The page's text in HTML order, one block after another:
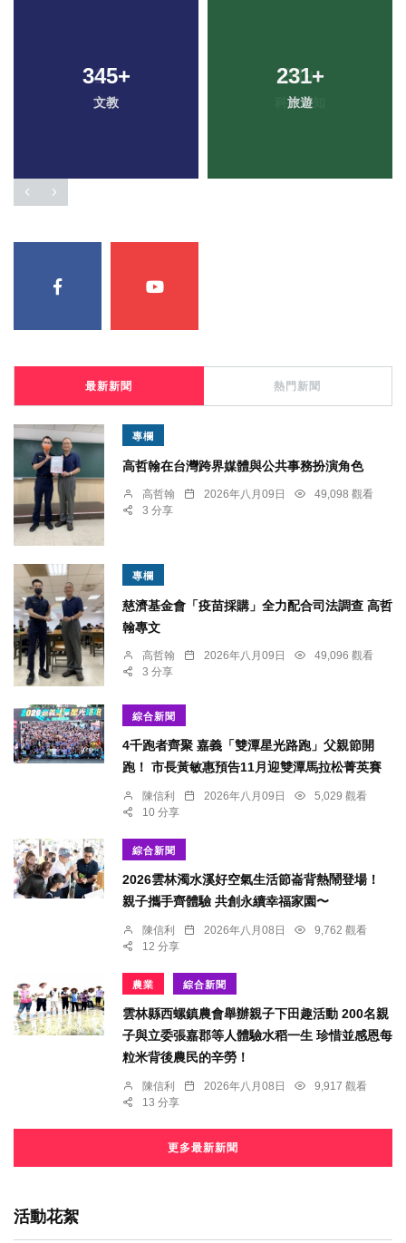
345+
文教
231+
旅遊
最新新聞 熱門新聞
專欄
高哲翰在台灣跨界媒體與公共事務扮演角色
高哲翰 2026年八月09日
49,098 觀看
3 分享
專欄
慈濟基金會「疫苗採購」全力配合司法調查 高哲
翰專文
高哲翰 2026年八月09日
49,096 觀看
3 分享
綜合新聞
4千跑者齊聚 嘉義「雙潭星光路跑」父親節開
跑！ 市長黃敏惠預告11月迎雙潭馬拉松菁英賽
陳信利 2026年八月09日
5,029 觀看
10 分享
綜合新聞
2026雲林濁水溪好空氣生活節崙背熱鬧登場！
親子攜手齊體驗 共創永續幸福家園〜
陳信利 2026年八月08日
9,762 觀看
12 分享
農業 綜合新聞
雲林縣西螺鎮農會舉辦親子下田趣活動 200名親
子與立委張嘉郡等人體驗水稻一生 珍惜並感恩每
粒米背後農民的辛勞！
陳信利 2026年八月08日
9,917 觀看
13 分享
更多最新新聞
活動花絮